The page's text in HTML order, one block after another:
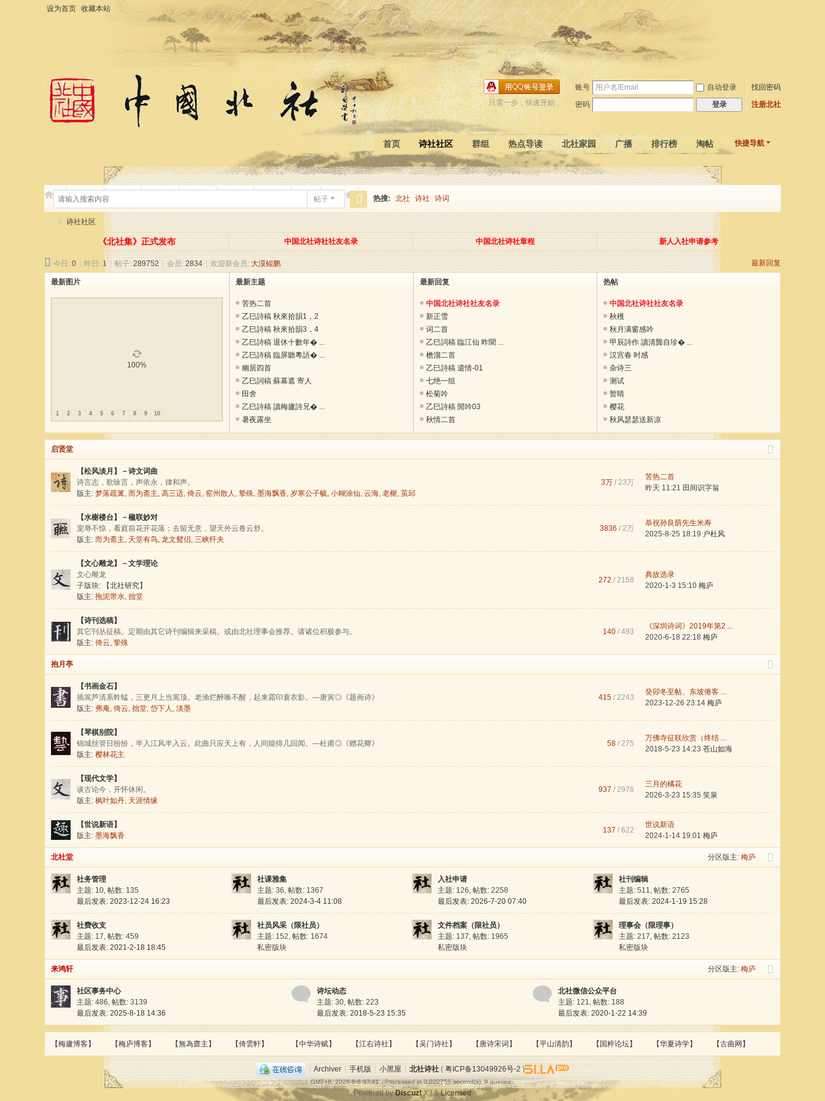
设为首页 收藏本站
账号 自动登录
找回密码
密码
登录 注册北社
只需一步，快速开始
快捷导航
首页 诗社社区 群组 热点导读 北社家园 广播 排行榜 淘帖
相册 分享 记录 北社微信公众号
帖子
索
热搜: 北社 诗社 诗词
社
诗
» 诗社社区
《北社集》正式发布 中国北社诗社社友名录 中国北社诗社章程 新人入社申请参考
今日: 0 昨日: 1 帖子: 289752 会员: 2834 欢迎新会员: 大漠鲲鹏 最新回复
最新图片
100%
1 2 3 4 5 6 7 8 9 10
最新主题
苦热二首
乙巳詩稿 秋來拾韻1，2
乙巳詩稿 秋來拾韻3，4
乙巳詩稿 退休十數年� ...
乙巳詩稿 臨屏聽粵語� ...
幽居四首
乙巳詞稿 蘇幕遮 寄人
田舍
乙巳詩稿 讀梅廬詩兄� ...
暑夜露坐
最新回复
中国北社诗社社友名录
新正雪
词二首
乙巳詞稿 臨江仙 昨聞 ...
檐溜二首
乙巳詩稿 遣情-01
七绝一组
松菊吟
乙巳詩稿 閒吟03
秋情二首
热帖
中国北社诗社社友名录
秋穫
秋月满窗感吟
甲辰詩作 讀清龔自珍� ...
汉宫春 时感
杂诗三
测试
暂晴
樱花
秋风瑟瑟送新凉
启贤堂
【松风淡月】－诗文词曲
诗言志，歌咏言，声依永，律和声。
版主: 梦落疏篱, 而为斋主, 高三适, 倚云, 窑州散人 , 挚殊, 墨海飘香, 岁寒公子毓, 小糊涂仙, 云海, 老榭, 茧邱
3万 / 23万
苦热二首
昨天 11:21 田间识字翁
【水榭楼台】－楹联妙对
宠辱不惊，看庭前花开花落；去留无意，望天外云卷云舒。
版主: 而为斋主, 天堂有鸟, 龙文鸳侣, 三峡纤夫
3836 / 2万
恭祝孙良荫先生米寿
2025-8-25 18:19 户杜风
【文心雕龙】－文学理论
文心雕龙
子版块:
【北社研究】
版主: 拖泥带水, 拙堂
272 / 2158
典故选录
2020-1-3 15:10 梅庐
【诗刊选稿】
其它刊丛征稿。定期由其它诗刊编辑来采稿。或由北社理事会推荐。请诸位积极参与。
版主: 倚云, 挚殊
140 / 493
《深圳诗词》2019年第2 ...
2020-6-18 22:18 梅庐
抱月亭
【书画金石】
插篙芦清系蚱蜢，三更月上当篙顶。老渔烂醉唤不醒，起来霜印蓑衣影。—唐寅◎《题画诗》
版主: 弗庵, 倚云, 拙堂, 岱下人 , 淡墨
415 / 2243
癸卯冬至帖、东坡倦客 ...
2023-12-26 23:14 梅庐
【琴棋别院】
锦城丝管日纷纷，半入江风半入云。此曲只应天上有，人间能得几回闻。—杜甫◎《赠花卿》
版主: 樱林花主
58 / 275
万佛寺征联欣赏（终结 ...
2018-5-23 14:23 苍山如海
【现代文学】
谈古论今，开怀休闲。
版主: 枫叶如丹, 天涯情缘
937 / 2976
三月的橘花
2026-3-23 15:35 笑泉
【世说新语】
版主: 墨海飘香
137 / 622
世说新语
2024-1-14 19:01 梅庐
分区版主: 梅庐
北社堂
社务管理
主题: 10, 帖数: 135
最后发表: 2023-12-24 16:23
社课雅集
主题: 36, 帖数: 1367
最后发表: 2024-3-4 11:08
入社申请
主题: 126, 帖数: 2258
最后发表: 2026-7-20 07:40
社刊编辑
主题: 511, 帖数: 2765
最后发表: 2024-1-19 15:28
社费收支
主题: 17, 帖数: 459
最后发表: 2021-2-18 18:45
社员风采（限社员）
主题: 152, 帖数: 1674
私密版块
文件档案（限社员）
主题: 137, 帖数: 1965
私密版块
理事会（限理事）
主题: 217, 帖数: 2123
私密版块
分区版主: 梅庐
来鸿轩
社区事务中心
主题: 486, 帖数: 3139
最后发表: 2025-8-18 14:36
诗坛动态
主题: 30, 帖数: 223
最后发表: 2018-5-23 15:35
北社微信公众平台
主题: 121, 帖数: 188
最后发表: 2020-1-22 14:39
【梅廬博客】 【梅庐博客】 【無為齋主】 【倚雲軒】 【中华诗赋】 【江右诗社】 【吴门诗社】 【唐诗宋词】 【平山清韵】 【国粹论坛】 【华夏诗学】 【古曲网】
| Archiver | 手机版 | 小黑屋 | 北社诗社 ( 粤ICP备13049926号-2 )
GMT+8, 2026-8-6 07:41, Processed in 0.022750 second(s), 9 queries .
Powered byDiscuz! X3.5 Licensed